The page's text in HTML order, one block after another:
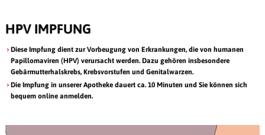
HPV IMPFUNG
Diese Impfung dient zur Vorbeugung von Erkrankungen, die von humanen
Papillomaviren (HPV) verursacht werden. Dazu gehören insbesondere
Gebärmutterhalskrebs, Krebsvorstufen und Genitalwarzen.
Die Impfung in unserer Apotheke dauert ca. 10 Minuten und Sie können sich
bequem online anmelden.